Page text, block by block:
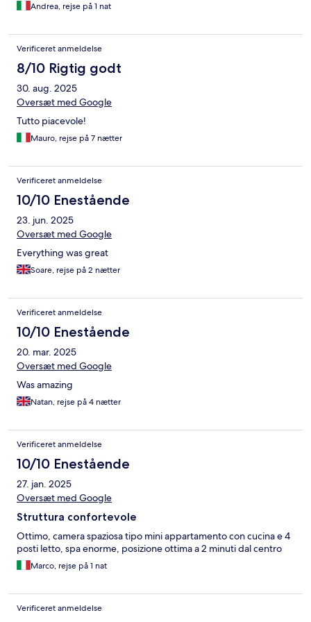
Andrea, rejse på 1 nat
Verificeret anmeldelse
8/10 Rigtig godt
30. aug. 2025
Oversæt med Google
Tutto piacevole!
Mauro, rejse på 7 nætter
Verificeret anmeldelse
10/10 Enestående
23. jun. 2025
Oversæt med Google
Everything was great
Soare, rejse på 2 nætter
Verificeret anmeldelse
10/10 Enestående
20. mar. 2025
Oversæt med Google
Was amazing
Natan, rejse på 4 nætter
Verificeret anmeldelse
10/10 Enestående
27. jan. 2025
Oversæt med Google
Struttura confortevole
Ottimo, camera spaziosa tipo mini appartamento con cucina e 4
posti letto, spa enorme, posizione ottima a 2 minuti dal centro
Marco, rejse på 1 nat
Verificeret anmeldelse